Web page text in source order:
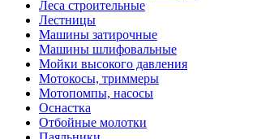
Леса строительные
Лестницы
Машины затирочные
Машины шлифовальные
Мойки высокого давления
Мотокосы, триммеры
Мотопомпы, насосы
Оснастка
Отбойные молотки